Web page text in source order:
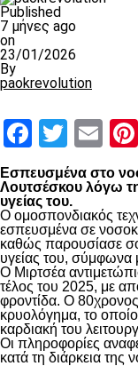
Published
7 μήνες ago
on
23/01/2026
By
paokrevolution
Εσπευσμένα στο
Λουτσέσκου λόγω
υγείας του.
Ο ομοσπονδιακός
εσπευσμένα σε
καθώς παρουσίασε
υγείας του, σύμφωνα
Ο Μιρτσέα
τέλος του 2025, με
φροντίδα. Ο
κρυολόγημα, το
καρδιακή του
Οι πληροφορίες
κατά τη διάρκεια της